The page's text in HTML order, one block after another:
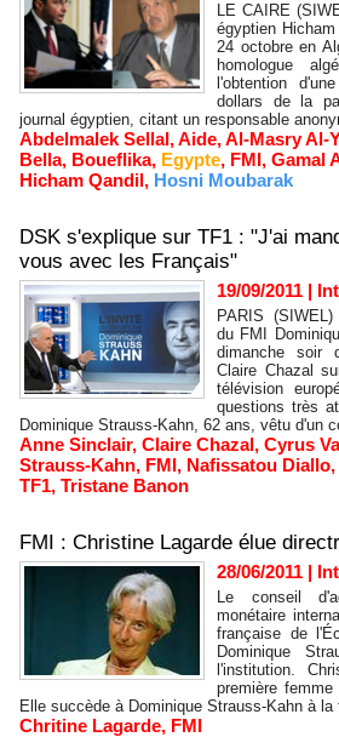
LE CAIRE
égyptien
24 octobre en
homologue
l'obtention
dollars de la
journal égyptien, citant un responsable
Abdelmalek Sellal,Aide,Al-Masry Al-
Bella, Boueflika, Egypte, FMI, Gamal
Hicham Qandil, Hosni Moubarak
DSK s'explique sur TF1 : "J'ai
vous avec les Français"
19/09/2011 |
PARIS
du FMI
dimanche soir
Claire Chazal
télévision
questions très
Dominique Strauss-Kahn, 62 ans, vêtu d'un
Anne Sinclair, Claire Chazal, Cyrus
Strauss-Kahn, FMI, Nafissatou Diallo,
TF1, Tristane Banon
FMI : Christine Lagarde élue
28/06/2011 |
Le conseil
monétaire
française de
Dominique
l'institution.
première
Elle succède à Dominique Strauss-Kahn à
Chritine Lagarde, FMI